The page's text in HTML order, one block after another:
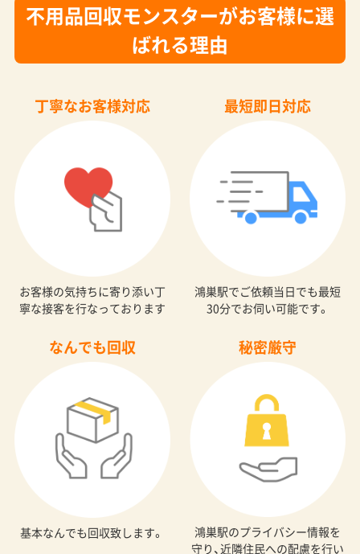
不用品回収モンスターがお客様に選
ばれる理由
丁寧なお客様対応
お客様の気持ちに寄り添い丁
寧な接客を行なっております
最短即日対応
鴻巣駅でご依頼当日でも最短
30分でお伺い可能です。
なんでも回収
基本なんでも回収致します。
秘密厳守
鴻巣駅のプライバシー情報を
守り、近隣住民への配慮を行い